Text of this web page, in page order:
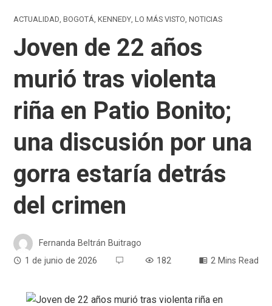
ACTUALIDAD,BOGOTÁ,KENNEDY,LO MÁS VISTO,NOTICIAS
Joven de 22 años
murió tras violenta
riña en Patio Bonito;
una discusión por una
gorra estaría detrás
del crimen
Fernanda Beltrán Buitrago
1 de junio de 2026
182 2 Mins Read